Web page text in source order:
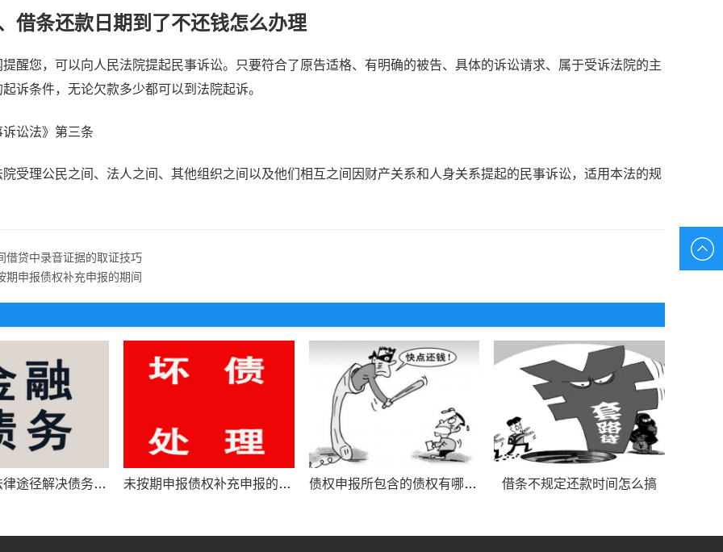
还款日期到了不还钱怎么办理
您，可以向人民法院提起民事诉讼。只要符合了原告适格、有明确的被告、具体的诉讼请求、属于受诉法院的主
诉条件，无论欠款多少都可以到法院起诉。
法》第三条
理公民之间、法人之间、其他组织之间以及他们相互之间因财产关系和人身关系提起的民事诉讼，适用本法的规
借贷中录音证据的取证技巧
期申报债权补充申报的期间
如何通过法律途径解决债务纠纷问题 未按期申报债权补充申报的期间 债权申报所包含的债权有哪些？ 借条不规定还款时间怎么搞